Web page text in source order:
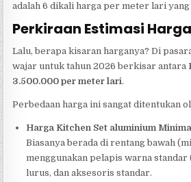
adalah 6 dikali harga per meter lari
Perkiraan Estimasi
Lalu, berapa kisaran harganya? Di
wajar untuk tahun 2026 berkisar antara
3.500.000 per meter lari.
Perbedaan harga ini sangat ditentukan
Harga Kitchen Set aluminium
Biasanya berada di rentang bawah
menggunakan pelapis warna standar
lurus, dan aksesoris standar.